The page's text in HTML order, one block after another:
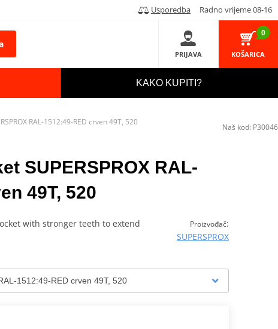
Usporedba Radno vrijeme 08-16
PRIJAVA
0
KOŠARICA
KAKO KUPITI?
RAL-1512:49-RED crven 49T, 520
SUPERSPROX RAL-
49T, 520
Proizvođač:
SUPERSPROX
with stronger teeth to extend
Naš kod: P30046